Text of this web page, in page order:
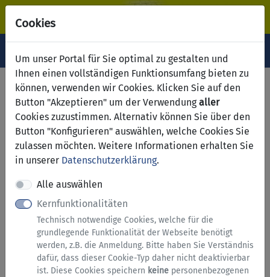
Cookies
Um unser Portal für Sie optimal zu gestalten und
Ihnen einen vollständigen Funktionsumfang bieten zu
können, verwenden wir Cookies. Klicken Sie auf den
Button "Akzeptieren" um der Verwendungaller
Cookies zuzustimmen. Alternativ können Sie über den
Button "Konfigurieren" auswählen, welche Cookies Sie
zulassen möchten. Weitere Informationen erhalten Sie
in unserer Datenschutzerklärung.
Alle auswählen
Kernfunktionalitäten
Technisch notwendige Cookies, welche für die
grundlegende Funktionalität der Webseite benötigt
werden, z.B. die Anmeldung. Bitte haben Sie Verständnis
dafür, dass dieser Cookie-Typ daher nicht deaktivierbar
ist. Diese Cookies speichern keine personenbezogenen
Serviceübersicht
zurück
Services A bis Z
Umweltschutz,